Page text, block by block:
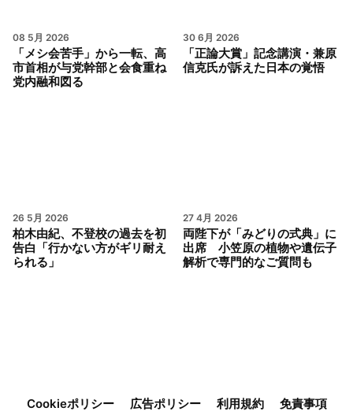
08 5月 2026
「メシ会苦手」から一転、高
市首相が与党幹部と会食重ね
党内融和図る
30 6月 2026
「正論大賞」記念講演・兼原
信克氏が訴えた日本の覚悟
26 5月 2026
柏木由紀、不登校の過去を初
告白「行かない方がギリ耐え
られる」
27 4月 2026
両陛下が「みどりの式典」に
出席 小笠原の植物や遺伝子
解析で専門的なご質問も
Cookieポリシー 広告ポリシー 利用規約 免責事項